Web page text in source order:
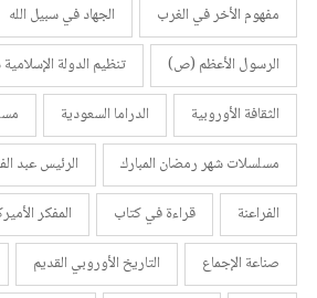
مفهوم الأخر في الغرب
الجهاد في سبيل الله
الرسول الأعظم (ص)
تنظيم الدولة
الثقافة الأوروبية
الدراما السعودية
مسلسلات شهر رمضان المبارك
الرئيس عبد
الفراعنة
قراءة في كتاب
المفكر
صناعة الإجماع
التاريخ الأوروبي القديم